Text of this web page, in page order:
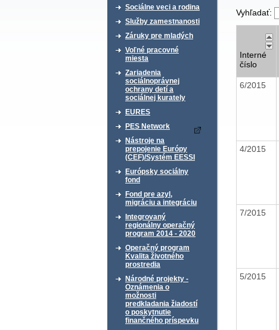
Sociálne veci a rodina
Služby zamestnanosti
Záruky pre mladých
Voľné pracovné
miesta
Zariadenia
sociálnoprávnej
ochrany detí a
sociálnej kurately
EURES
PES Network
Nástroje na
prepojenie Európy
(CEF)/Systém EESSI
Európsky sociálny
fond
Fond pre azyl,
migráciu a integráciu
Integrovaný
regionálny operačný
program 2014 - 2020
Operačný program
Kvalita životného
prostredia
Národné projekty -
Oznámenia o
možnosti
predkladania žiadostí
o poskytnutie
finančného príspevku
Vyhľadať:
Interné
číslo
6/2015
4/2015
7/2015
5/2015